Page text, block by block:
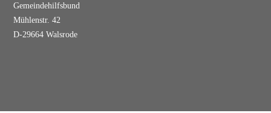
Gemeindehilfsbund
Mühlenstr. 42
D-29664 Walsrode